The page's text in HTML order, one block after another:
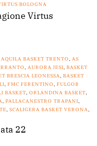
BOLOGNA
Virtus
AQUILA BASKET TRENTO, AS
, AURORA JESI, BASKET
BRESCIA LEONESSA, BASKET
, FMC FERENTINO, FULGOR
BASKET, ORLANDINA BASKET,
, PALLACANESTRO TRAPANI,
, SCALIGERA BASKET VERONA,
22